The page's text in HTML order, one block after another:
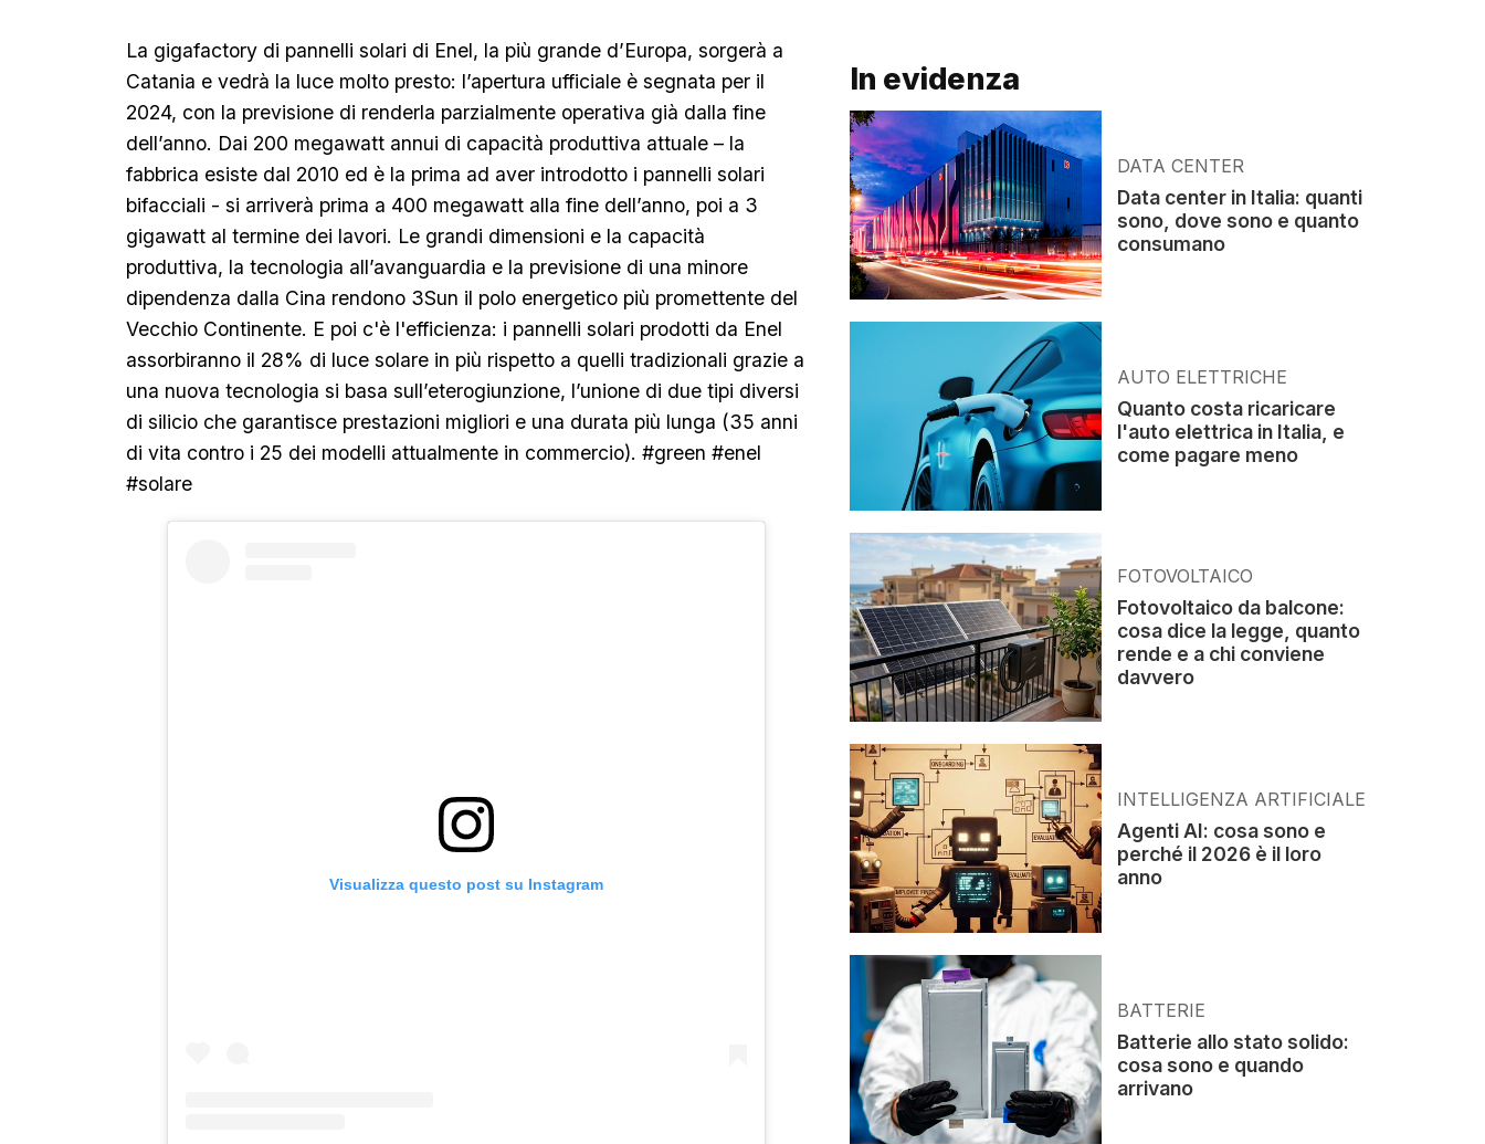
La gigafactory di pannelli solari di Enel, la più grande d’Europa, sorgerà a
Catania e vedrà la luce molto presto: l’apertura ufficiale è segnata per il
2024, con la previsione di renderla parzialmente operativa già dalla fine
dell’anno. Dai 200 megawatt annui di capacità produttiva attuale – la
fabbrica esiste dal 2010 ed è la prima ad aver introdotto i pannelli solari
bifacciali - si arriverà prima a 400 megawatt alla fine dell’anno, poi a 3
gigawatt al termine dei lavori. Le grandi dimensioni e la capacità
produttiva, la tecnologia all’avanguardia e la previsione di una minore
dipendenza dalla Cina rendono 3Sun il polo energetico più promettente del
Vecchio Continente. E poi c'è l'efficienza: i pannelli solari prodotti da Enel
assorbiranno il 28% di luce solare in più rispetto a quelli tradizionali grazie a
una nuova tecnologia si basa sull’eterogiunzione, l’unione di due tipi diversi
di silicio che garantisce prestazioni migliori e una durata più lunga (35 anni
di vita contro i 25 dei modelli attualmente in commercio). #green #enel
#solare
Visualizza questo post su Instagram
In evidenza
DATA CENTER
Data center in Italia: quanti
sono, dove sono e quanto
consumano
AUTO ELETTRICHE
Quanto costa ricaricare
l'auto elettrica in Italia, e
come pagare meno
FOTOVOLTAICO
Fotovoltaico da balcone:
cosa dice la legge, quanto
rende e a chi conviene
davvero
INTELLIGENZA ARTIFICIALE
Agenti AI: cosa sono e
perché il 2026 è il loro
anno
BATTERIE
Batterie allo stato solido:
cosa sono e quando
arrivano